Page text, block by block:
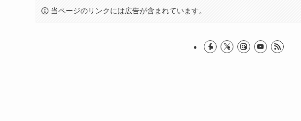
当ページのリンクには広告が含まれています。